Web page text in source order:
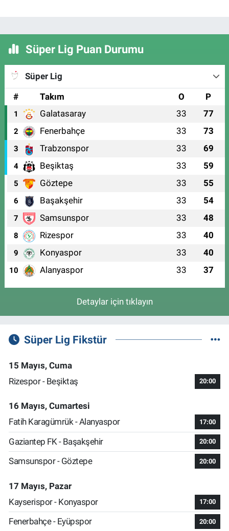
Süper Lig Puan Durumu
Süper Lig
#
Takım O P
1 Galatasaray 33 77
2 Fenerbahçe 33 73
3 Trabzonspor 33 69
4 Beşiktaş 33 59
5 Göztepe 33 55
6 Başakşehir 33 54
7 Samsunspor 33 48
8 Rizespor 33 40
9 Konyaspor 33 40
10 Alanyaspor 33 37
Detaylar için tıklayın
Süper Lig Fikstür
15 Mayıs, Cuma
Rizespor - Beşiktaş
20:00
16 Mayıs, Cumartesi
Fatih Karagümrük - Alanyaspor
17:00
Gaziantep FK - Başakşehir 20:00
Samsunspor - Göztepe 20:00
17 Mayıs, Pazar
Kayserispor - Konyaspor
17:00
Fenerbahçe - Eyüpspor 20:00